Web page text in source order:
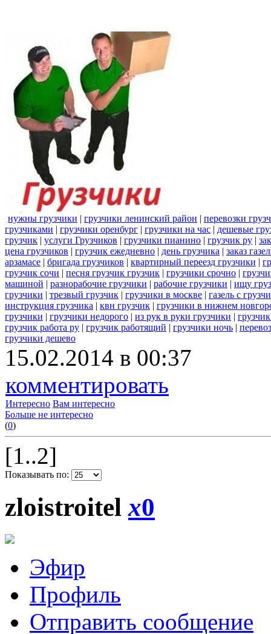
нужны грузчики | грузчики ленинский район | перевозки
грузчиками | грузчики оренбург | грузчики на час | дешевые
грузчик | услуги Грузчиков | грузчики пианино | грузчик ру |
цена грузчиков | грузчик ежедневно | день грузчика | заказ
арзамасе | бригада грузчиков | квартирный переезд грузчики |
грузчик сочи | песня грузчик грузчик | грузчики срочно |
машиной | разнорабочие грузчики | рабочие грузчики | ищу
грузчики | трезвый грузчик | грузчики в москве | газель с
инструкция грузчика | квн грузчик | грузчики в нижнем
грузчики | грузчики недорого | из рук в руки грузчики |
грузчик работа ру | грузчик работящий | грузчики ночь |
грузчики дешево
15.02.2014 в 00:37
комментировать
Интересно Вам интересно
Больше не интересно
(0)
[1..2]
Показывать по:
zloistroitelx0
Эфир
Профиль
Отправить сообщение